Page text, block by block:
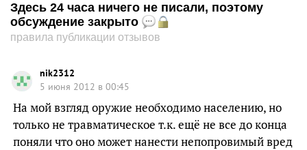
Здесь 24 часа ничего не писали, поэтому
обсуждение закрыто
правила публикации отзывов
nik2312
5 июня 2012 в 00:45
На мой взгляд оружие необходимо населению, но
только не травматическое т.к. ещё не все до конца
поняли что оно может нанести непопровимый вред